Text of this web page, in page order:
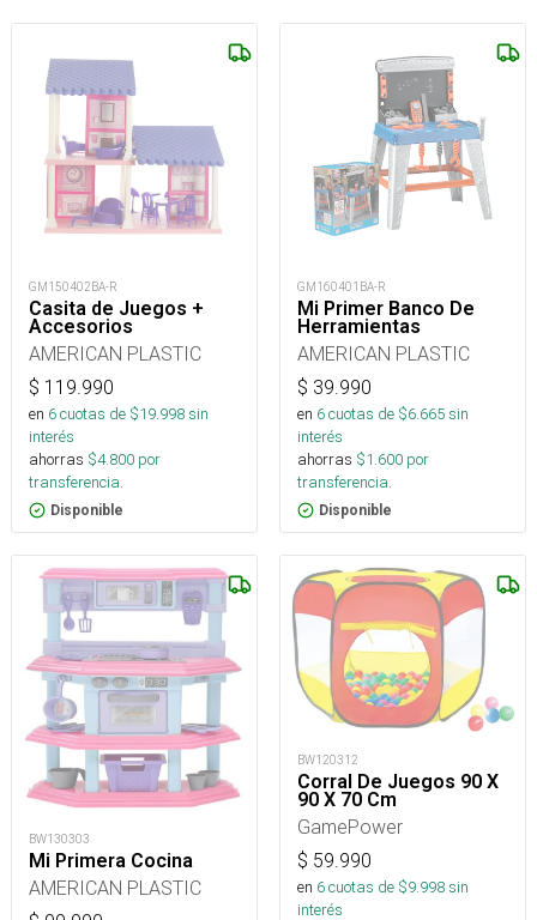
GM150402BA-R
Casita de Juegos +
Accesorios
AMERICAN PLASTIC
$ 119.990
en 6cuotas de $19.998sin
interés
ahorras $4.800 por
transferencia.
Disponible
GM160401BA-R
Mi Primer Banco De
Herramientas
AMERICAN PLASTIC
$ 39.990
en 6cuotas de $6.665sin
interés
ahorras $1.600 por
transferencia.
Disponible
BW130303
Mi Primera Cocina
AMERICAN PLASTIC
BW120312
Corral De Juegos 90 X
90 X 70 Cm
GamePower
$ 59.990
en 6cuotas de $9.998sin
interés